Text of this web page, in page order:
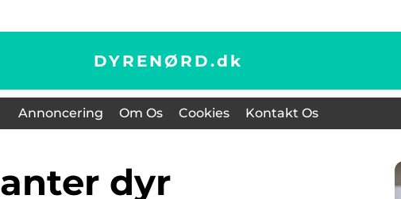
DYRENØRD.dk
Annoncering Om Os Cookies Kontakt Os
panter dyr